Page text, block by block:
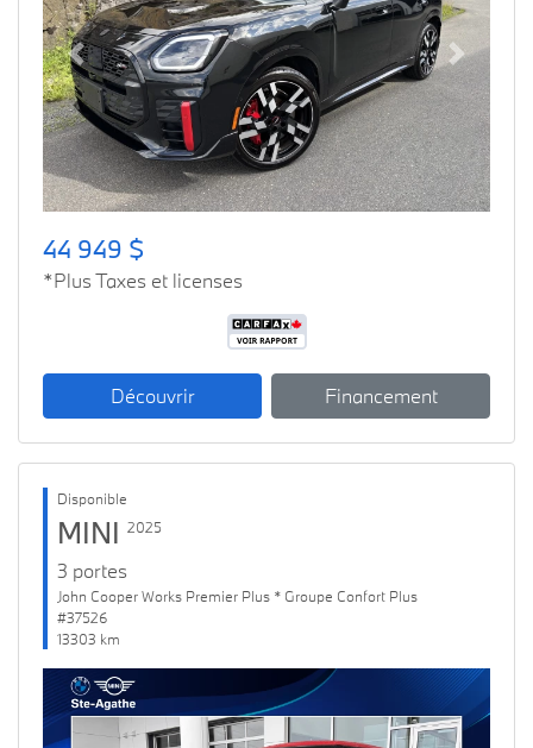
Previous Next
44 949 $
*Plus Taxes et licenses
Découvrir Financement
Disponible
MINI 2025
3 portes
John Cooper Works Premier Plus * Groupe Confort Plus
#37526
13303 km